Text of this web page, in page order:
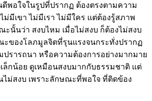
พอใจในรูปที่ปรากฏ ต้องตรงตามความ
ไม่มีเขา ไม่มีเรา ไม่มีใคร แต่ต้องรู้สภาพ
นั้นว่า สงบไหม เมื่อไม่สงบ ก็ต้องไม่สงบ
ะของโลภมูลจิตที่รุนแรงจนกระทั่งปรากฏ
ปรารถนา หรือความต้องการอย่างมากมาย
ล็กน้อย ดูเหมือนสงบมากกับธรรมชาติ แต่
ม่สงบ เพราะลักษณะที่พอใจ ที่ติดข้อง